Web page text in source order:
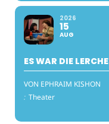
2026
15
AUG
ES WAR DIE LERCHE
VON EPHRAIM KISHON
: Theater